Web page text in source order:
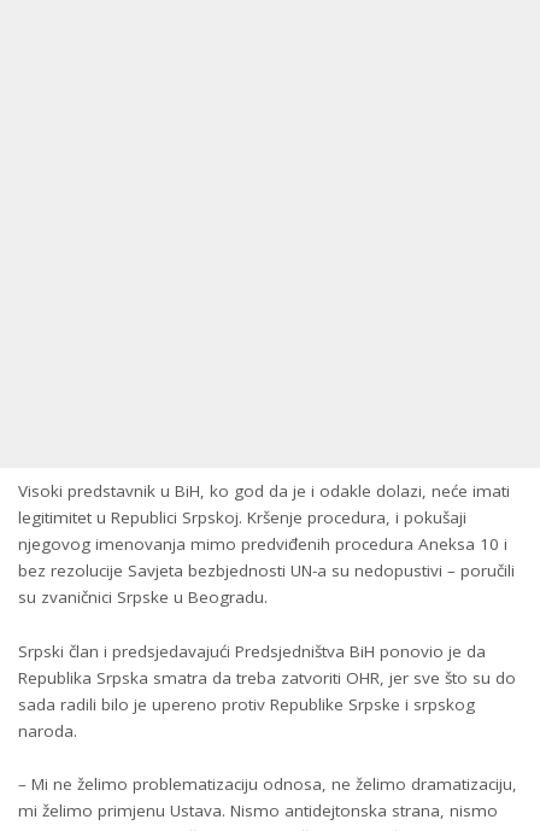
Visoki predstavnik u BiH, ko god da je i odakle dolazi, neće imati
legitimitet u Republici Srpskoj. Kršenje procedura, i pokušaji
njegovog imenovanja mimo predviđenih procedura Aneksa 10 i
bez rezolucije Savjeta bezbjednosti UN-a su nedopustivi – poručili
su zvaničnici Srpske u Beogradu.
Srpski član i predsjedavajući Predsjedništva BiH ponovio je da
Republika Srpska smatra da treba zatvoriti OHR, jer sve što su do
sada radili bilo je upereno protiv Republike Srpske i srpskog
naroda.
– Mi ne želimo problematizaciju odnosa, ne želimo dramatizaciju,
mi želimo primjenu Ustava. Nismo antidejtonska strana, nismo